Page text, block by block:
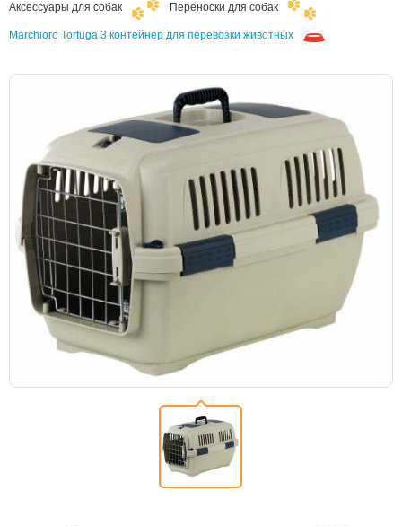
Аксессуары для собак Переноски для собак
Marchioro Tortuga 3 контейнер для перевозки животных